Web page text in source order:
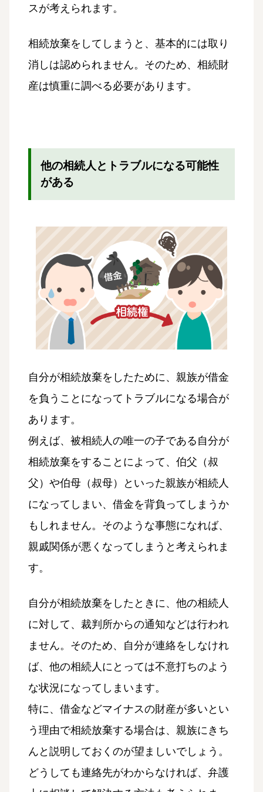
スが考えられます。
相続放棄をしてしまうと、基本的には取り
消しは認められません。そのため、相続財
産は慎重に調べる必要があります。
他の相続人とトラブルになる可能性
がある
自分が相続放棄をしたために、親族が借金
を負うことになってトラブルになる場合が
あります。
例えば、被相続人の唯一の子である自分が
相続放棄をすることによって、伯父（叔
父）や伯母（叔母）といった親族が相続人
になってしまい、借金を背負ってしまうか
もしれません。そのような事態になれば、
親戚関係が悪くなってしまうと考えられま
す。
自分が相続放棄をしたときに、他の相続人
に対して、裁判所からの通知などは行われ
ません。そのため、自分が連絡をしなけれ
ば、他の相続人にとっては不意打ちのよう
な状況になってしまいます。
特に、借金などマイナスの財産が多いとい
う理由で相続放棄する場合は、親族にきち
んと説明しておくのが望ましいでしょう。
どうしても連絡先がわからなければ、弁護